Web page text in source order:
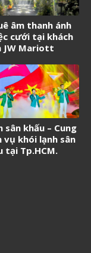
âm thanh ánh
cưới tại khách
JW Mariott
sân khấu – Cung
vụ khói lạnh sân
tại Tp.HCM.